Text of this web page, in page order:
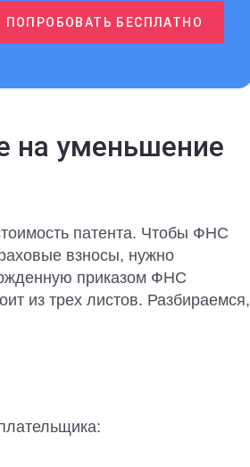
ПОПРОБОВАТЬ БЕСПЛАТНО
на уменьшение
патента. Чтобы ФНС
взносы, нужно
приказом ФНС
из трех листов. Разбираемся,